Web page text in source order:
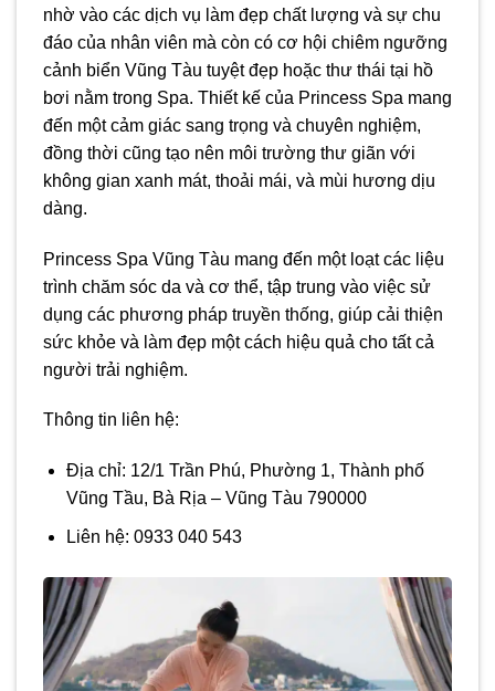
nhờ vào các dịch vụ làm đẹp chất lượng và sự chu
đáo của nhân viên mà còn có cơ hội chiêm ngưỡng
cảnh biển Vũng Tàu tuyệt đẹp hoặc thư thái tại hồ
bơi nằm trong Spa. Thiết kế của Princess Spa mang
đến một cảm giác sang trọng và chuyên nghiệm,
đồng thời cũng tạo nên môi trường thư giãn với
không gian xanh mát, thoải mái, và mùi hương dịu
dàng.
Princess Spa Vũng Tàu mang đến một loạt các liệu
trình chăm sóc da và cơ thể, tập trung vào việc sử
dụng các phương pháp truyền thống, giúp cải thiện
sức khỏe và làm đẹp một cách hiệu quả cho tất cả
người trải nghiệm.
Thông tin liên hệ:
Địa chỉ: 12/1 Trần Phú, Phường 1, Thành phố
Vũng Tầu, Bà Rịa – Vũng Tàu 790000
Liên hệ: 0933 040 543